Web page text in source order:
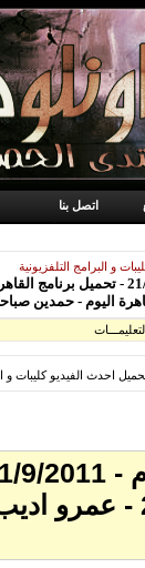
اتصل بنا
و البرامج التلفزيونية
احدث الفيديو كليبات و